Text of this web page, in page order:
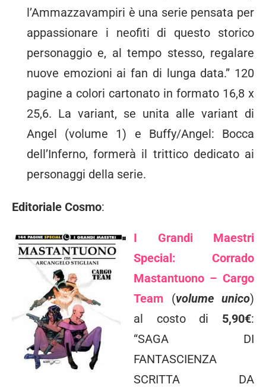
l’Ammazzavampiri è una serie pensata per
appassionare i neofiti di questo storico
personaggio e, al tempo stesso, regalare
nuove emozioni ai fan di lunga data.” 120
pagine a colori cartonato in formato 16,8 x
25,6. La variant, se unita alle variant di
Angel (volume 1) e Buffy/Angel: Bocca
dell’Inferno, formerà il trittico dedicato ai
personaggi della serie.
Editoriale Cosmo:
I Grandi Maestri
Special: Corrado
Mastantuono – Cargo
Team (volume unico)
al costo di 5,90€:
“SAGA DI
FANTASCIENZA
SCRITTA DA